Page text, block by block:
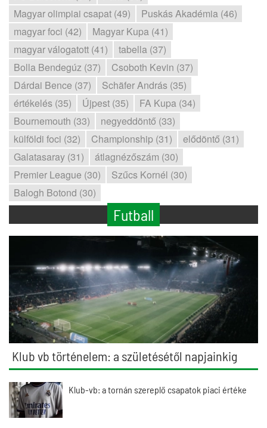
Magyar olimpiai csapat (49)
Puskás Akadémia (46)
magyar foci (42)
Magyar Kupa (41)
magyar válogatott (41)
tabella (37)
Bolla Bendegúz (37)
Csoboth Kevin (37)
Dárdai Bence (37)
Schäfer András (35)
értékelés (35)
Újpest (35)
FA Kupa (34)
Bournemouth (33)
negyeddöntő (33)
külföldi foci (32)
Championship (31)
elődöntő (31)
Galatasaray (31)
átlagnézőszám (30)
Premier League (30)
Szűcs Kornél (30)
Balogh Botond (30)
Futball
Klub vb történelem: a születésétől napjainkig
Klub-vb: a tornán szereplő csapatok piaci értéke